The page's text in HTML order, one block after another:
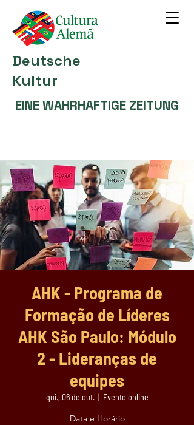
Deutsche
Kultur
EINE WAHRHAFTIGE ZEITUNG
AHK - Programa de
Formação de Líderes
AHK São Paulo: Módulo
2 - Lideranças de
equipes
qui., 06 de out.
  |
Evento online
Data e Horário